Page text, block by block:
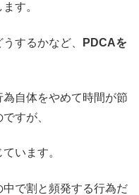
ます。
するかなど、
PDCAを
自体をやめて時間が節
すが、
います。
で割と頻発する行為だ